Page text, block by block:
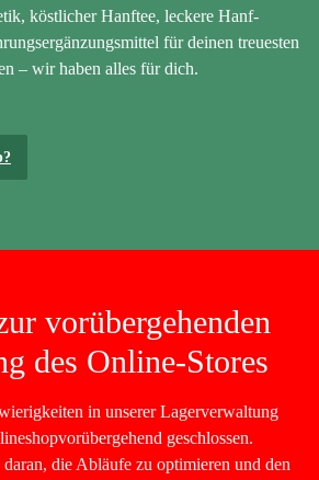
köstlicher Hanftee, leckere Hanf-
für deinen treuesten
– wir haben alles für dich.
vorübergehenden
des Online-Stores
in unserer Lagerverwaltung
geschlossen.
die Abläufe zu optimieren und den